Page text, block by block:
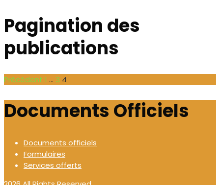
Pagination des
publications
Précédent 1 … 3 4
Documents Officiels
Documents officiels
Formulaires
Services offerts